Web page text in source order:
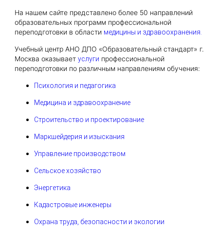
На нашем сайте представлено более 50 направлений
образовательных программ профессиональной
переподготовки в области медицины и здравоохранения.
Учебный центр АНО ДПО «Образовательный стандарт» г.
Москва оказывает услуги профессиональной
переподготовки по различным направлениям обучения:
Психология и педагогика
Медицина и здравоохранение
Строительство и проектирование
Маркшейдерия и изыскания
Управление производством
Сельское хозяйство
Энергетика
Кадастровые инженеры
Охрана труда, безопасности и экологии